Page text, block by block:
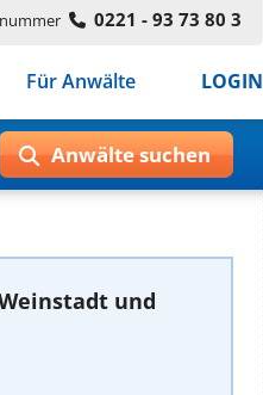
0221 - 93 73 80 3
Für Anwälte LOGIN
und